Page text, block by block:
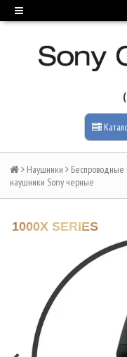
Наушники Беспроводные
наушники Sony черные
1000X SERIES